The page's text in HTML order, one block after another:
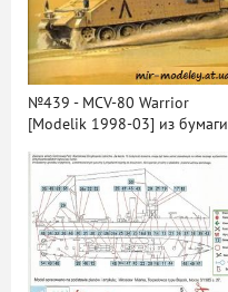
№439 - MCV-80 Warrior
[Modelik 1998-03] из бумаги